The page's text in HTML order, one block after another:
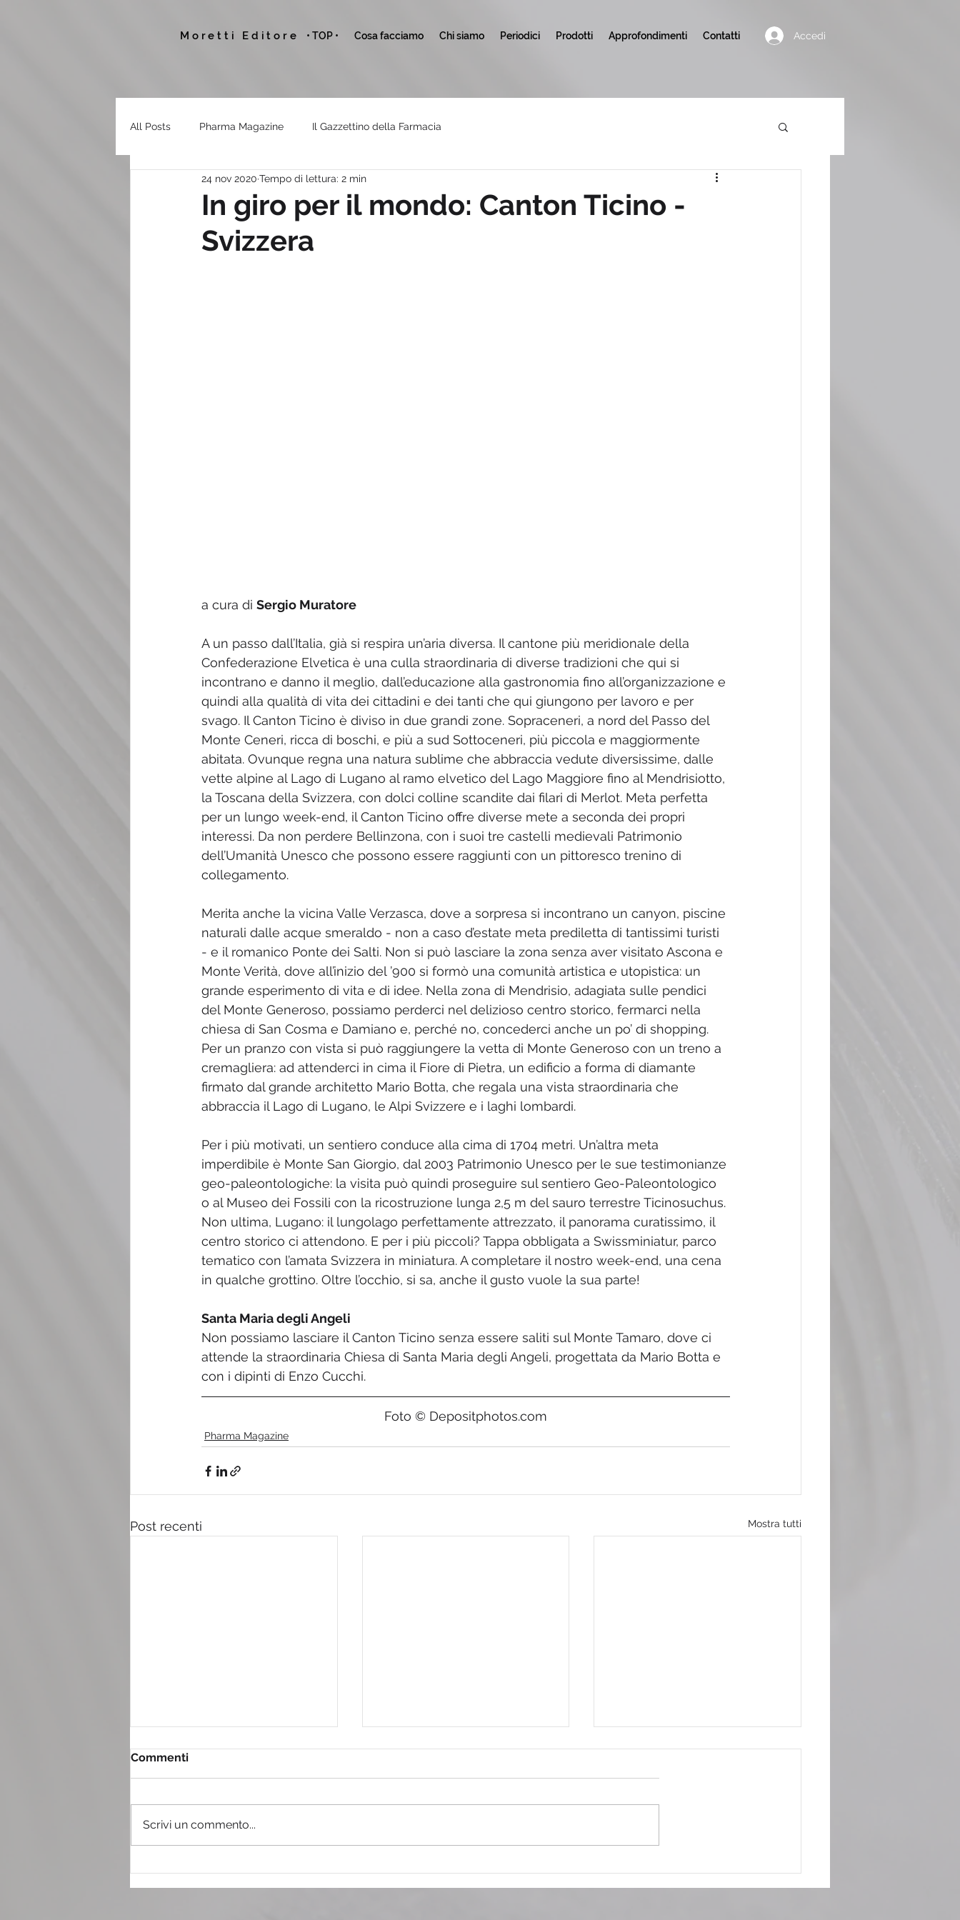
Moretti Editore • TOP • Cosa facciamo Chi siamo Periodici Prodotti Approfondimenti Contatti Accedi
All Posts Pharma Magazine Il Gazzettino della Farmacia
In giro per il mondo: Canton Ticino -
Svizzera
24 nov 2020 Tempo di lettura: 2 min
a cura di Sergio Muratore
A un passo dall’Italia, già si respira un’aria diversa. Il cantone più meridionale della
Confederazione Elvetica è una culla straordinaria di diverse tradizioni che qui si
incontrano e danno il meglio, dall’educazione alla gastronomia fino all’organizzazione e
quindi alla qualità di vita dei cittadini e dei tanti che qui giungono per lavoro e per
svago. Il Canton Ticino è diviso in due grandi zone. Sopraceneri, a nord del Passo del
Monte Ceneri, ricca di boschi, e più a sud Sottoceneri, più piccola e maggiormente
abitata. Ovunque regna una natura sublime che abbraccia vedute diversissime, dalle
vette alpine al Lago di Lugano al ramo elvetico del Lago Maggiore fino al Mendrisiotto,
la Toscana della Svizzera, con dolci colline scandite dai filari di Merlot. Meta perfetta
per un lungo week-end, il Canton Ticino offre diverse mete a seconda dei propri
interessi. Da non perdere Bellinzona, con i suoi tre castelli medievali Patrimonio
dell’Umanità Unesco che possono essere raggiunti con un pittoresco trenino di
collegamento.
Merita anche la vicina Valle Verzasca, dove a sorpresa si incontrano un canyon, piscine
naturali dalle acque smeraldo - non a caso d’estate meta prediletta di tantissimi turisti
- e il romanico Ponte dei Salti. Non si può lasciare la zona senza aver visitato Ascona e
Monte Verità, dove all’inizio del ’900 si formò una comunità artistica e utopistica: un
grande esperimento di vita e di idee. Nella zona di Mendrisio, adagiata sulle pendici
del Monte Generoso, possiamo perderci nel delizioso centro storico, fermarci nella
chiesa di San Cosma e Damiano e, perché no, concederci anche un po’ di shopping.
Per un pranzo con vista si può raggiungere la vetta di Monte Generoso con un treno a
cremagliera: ad attenderci in cima il Fiore di Pietra, un edificio a forma di diamante
firmato dal grande architetto Mario Botta, che regala una vista straordinaria che
abbraccia il Lago di Lugano, le Alpi Svizzere e i laghi lombardi.
Per i più motivati, un sentiero conduce alla cima di 1704 metri. Un’altra meta
imperdibile è Monte San Giorgio, dal 2003 Patrimonio Unesco per le sue testimonianze
geo-paleontologiche: la visita può quindi proseguire sul sentiero Geo-Paleontologico
o al Museo dei Fossili con la ricostruzione lunga 2,5 m del sauro terrestre Ticinosuchus.
Non ultima, Lugano: il lungolago perfettamente attrezzato, il panorama curatissimo, il
centro storico ci attendono. E per i più piccoli? Tappa obbligata a Swissminiatur, parco
tematico con l’amata Svizzera in miniatura. A completare il nostro week-end, una cena
in qualche grottino. Oltre l’occhio, si sa, anche il gusto vuole la sua parte!
Santa Maria degli Angeli
Non possiamo lasciare il Canton Ticino senza essere saliti sul Monte Tamaro, dove ci
attende la straordinaria Chiesa di Santa Maria degli Angeli, progettata da Mario Botta e
con i dipinti di Enzo Cucchi.
Foto © Depositphotos.com
Pharma Magazine
Post recenti Mostra tutti
Commenti
Scrivi un commento...